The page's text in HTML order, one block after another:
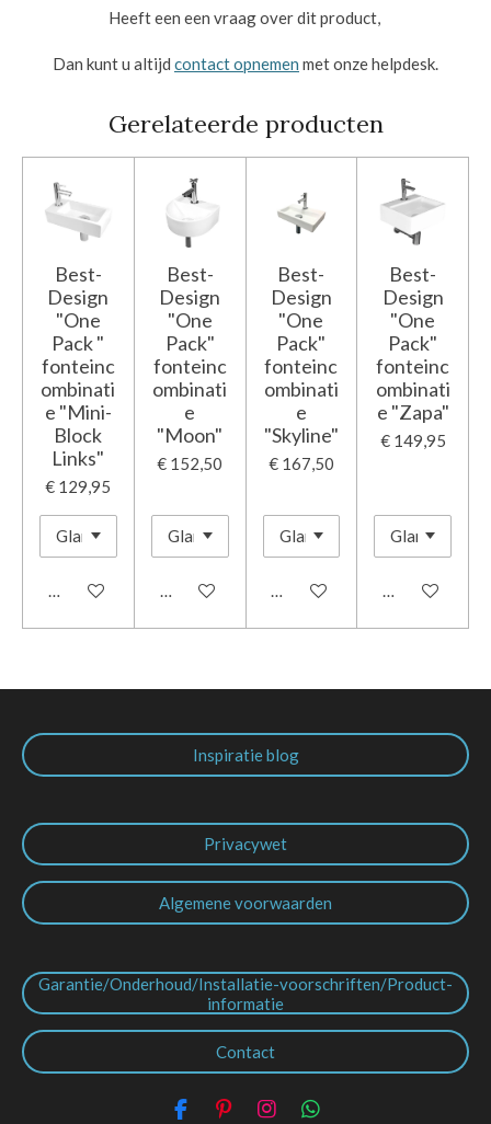
Heeft een een vraag over dit product,
Dan kunt u altijd contact opnemen met onze helpdesk.
Gerelateerde producten
Best-
Design
"One
Pack "
fonteinc
ombinati
e "Mini-
Block
Links"
€ 129,95
In winkelwagen
Best-
Design
"One
Pack"
fonteinc
ombinati
e
"Moon"
€ 152,50
In winkelwagen
Best-
Design
"One
Pack"
fonteinc
ombinati
e
"Skyline"
€ 167,50
In winkelwagen
Best-
Design
"One
Pack"
fonteinc
ombinati
e "Zapa"
€ 149,95
In
Inspiratie blog
Privacywet
Algemene voorwaarden
Garantie/Onderhoud/Installatie-voorschriften/Product-
informatie
Contact
F
P
I
W